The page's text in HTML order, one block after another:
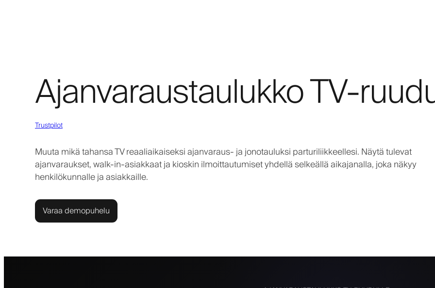
Ajanvaraustaulukko TV-
Trustpilot
Muuta mikä tahansa TV reaaliaikaiseksi ajanvaraus- ja jonotauluksi parturiliikkeellesi. Näytä tulevat
ajanvaraukset, walk-in-asiakkaat ja kioskin ilmoittautumiset yhdellä selkeällä aikajanalla, joka näkyy
henkilökunnalle ja asiakkaille.
Varaa demopuhelu